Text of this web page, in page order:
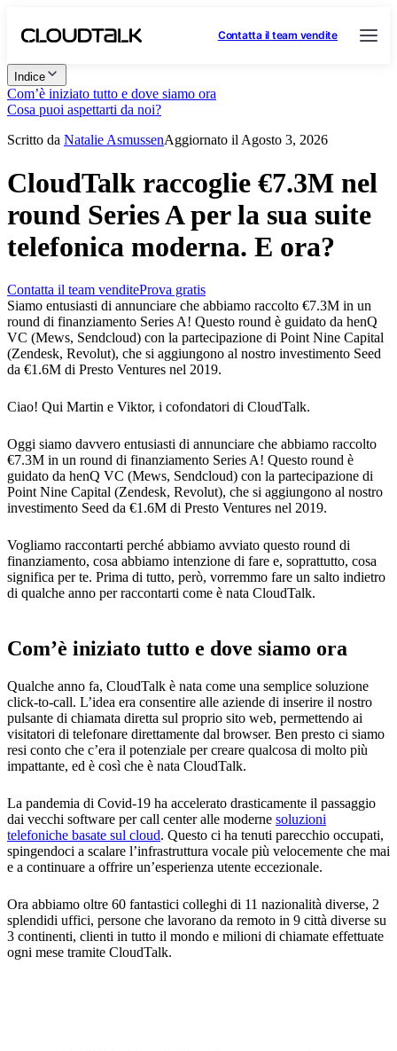
Contatta il team vendite
Indice
Com’è iniziato tutto e dove siamo ora
Cosa puoi aspettarti da noi?
Scritto da Natalie AsmussenAggiornato il Agosto 3, 2026
CloudTalk raccoglie €7.3M nel
round Series A per la sua suite
telefonica moderna. E ora?
Contatta il team venditeProva gratis
Siamo entusiasti di annunciare che abbiamo raccolto €7.3M in un
round di finanziamento Series A! Questo round è guidato da henQ
VC (Mews, Sendcloud) con la partecipazione di Point Nine Capital
(Zendesk, Revolut), che si aggiungono al nostro investimento Seed
da €1.6M di Presto Ventures nel 2019.
Ciao! Qui Martin e Viktor, i cofondatori di CloudTalk.
Oggi siamo davvero entusiasti di annunciare che abbiamo raccolto
€7.3M in un round di finanziamento Series A! Questo round è
guidato da henQ VC (Mews, Sendcloud) con la partecipazione di
Point Nine Capital (Zendesk, Revolut), che si aggiungono al nostro
investimento Seed da €1.6M di Presto Ventures nel 2019.
Vogliamo raccontarti perché abbiamo avviato questo round di
finanziamento, cosa abbiamo intenzione di fare e, soprattutto, cosa
significa per te. Prima di tutto, però, vorremmo fare un salto indietro
di qualche anno per raccontarti come è nata CloudTalk.
Com’è iniziato tutto e dove siamo ora
Qualche anno fa, CloudTalk è nata come una semplice soluzione
click-to-call. L’idea era consentire alle aziende di inserire il nostro
pulsante di chiamata diretta sul proprio sito web, permettendo ai
visitatori di telefonare direttamente dal browser. Ben presto ci siamo
resi conto che c’era il potenziale per creare qualcosa di molto più
impattante, ed è così che è nata CloudTalk.
La pandemia di Covid-19 ha accelerato drasticamente il passaggio
dai vecchi software per call center alle moderne soluzioni
telefoniche basate sul cloud. Questo ci ha tenuti parecchio occupati,
spingendoci a scalare l’infrastruttura vocale più velocemente che mai
e a continuare a offrire un’esperienza utente eccezionale.
Ora abbiamo oltre 60 fantastici colleghi di 11 nazionalità diverse, 2
splendidi uffici, persone che lavorano da remoto in 9 città diverse su
3 continenti, clienti in tutto il mondo e milioni di chiamate effettuate
ogni mese tramite CloudTalk.